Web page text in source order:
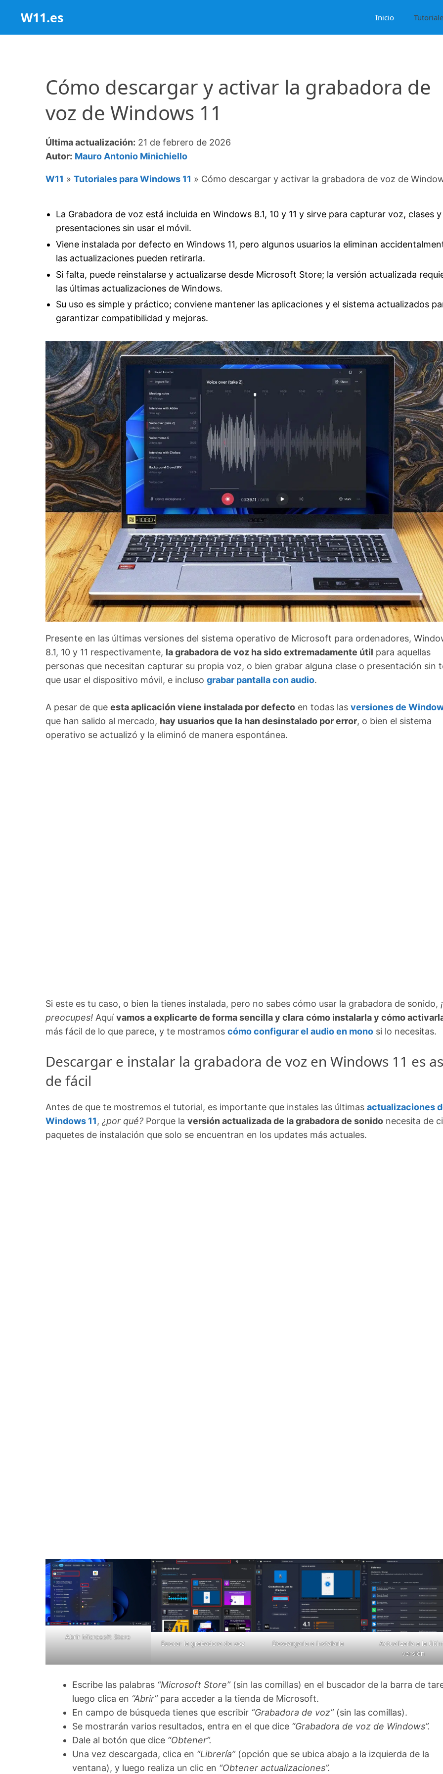
contenido
W11.es Inicio
Cómo descargar y activar la grabadora de
voz de Windows 11
Última actualización: 21 de febrero de 2026
Autor: Mauro Antonio Minichiello
W11 » Tutoriales para Windows 11 » Cómo descargar y activar la grabadora de voz de
La Grabadora de voz está incluida en Windows 8.1, 10 y 11 y sirve para capturar voz, clases y
presentaciones sin usar el móvil.
Viene instalada por defecto en Windows 11, pero algunos usuarios la eliminan
las actualizaciones pueden retirarla.
Si falta, puede reinstalarse y actualizarse desde Microsoft Store; la versión actualizada
las últimas actualizaciones de Windows.
Su uso es simple y práctico; conviene mantener las aplicaciones y el sistema actualizados
garantizar compatibilidad y mejoras.
Presente en las últimas versiones del sistema operativo de Microsoft para ordenadores,
8.1, 10 y 11 respectivamente, la grabadora de voz ha sido extremadamente útil para aquellas
personas que necesitan capturar su propia voz, o bien grabar alguna clase o presentación sin
que usar el dispositivo móvil, e incluso grabar pantalla con audio.
A pesar de que esta aplicación viene instalada por defecto en todas las versiones de
que han salido al mercado, hay usuarios que la han desinstalado por error, o bien el sistema
operativo se actualizó y la eliminó de manera espontánea.
Si este es tu caso, o bien la tienes instalada, pero no sabes cómo usar la grabadora de sonido,
preocupes! Aquívamos a explicarte de forma sencilla y clara cómo instalarla y cómo
más fácil de lo que parece, y te mostramos cómo configurar el audio en mono si lo necesitas.
Descargar e instalar la grabadora de voz en Windows 11 es
de fácil
Antes de que te mostremos el tutorial, es importante que instales las últimas actualizaciones
Windows 11, ¿por qué? Porque la versión actualizada de la grabadora de sonido necesita de
paquetes de instalación que solo se encuentran en los updates más actuales.
Abrir Microsoft Store
Buscar la grabadora de voz
Descargarla e instalarla
Actualizarla a la
versión
Escribe las palabras “Microsoft Store”(sin las comillas) en el buscador de la barra de
luego clica en “Abrir”para acceder a la tienda de Microsoft.
En campo de búsqueda tienes que escribir “Grabadora de voz”(sin las comillas).
Se mostrarán varios resultados, entra en el que dice “Grabadora de voz de Windows”.
Dale al botón que dice “Obtener”.
Una vez descargada, clica en “Librería”(opción que se ubica abajo a la izquierda de la
ventana), y luego realiza un clic en “Obtener actualizaciones”.